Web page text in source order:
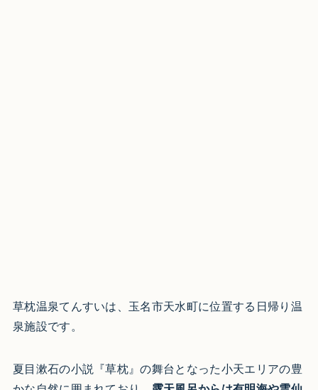
草枕温泉てんすいは、玉名市天水町に位置する日帰り温
泉施設です。
夏目漱石の小説『草枕』の舞台となった小天エリアの豊